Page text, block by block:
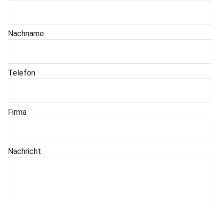
Nachname
Telefon
Firma
Nachricht